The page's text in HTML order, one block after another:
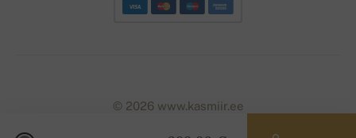
© 2026 www.kasmiir.ee